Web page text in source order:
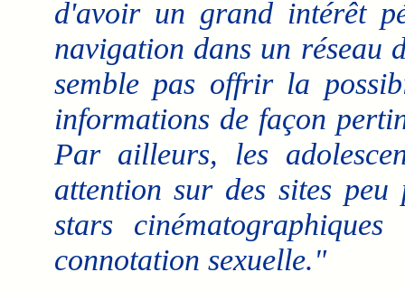
d'avoir un grand intérêt
navigation dans un réseau
semble pas offrir la
informations de façon
Par ailleurs, les
attention sur des sites peu
stars
connotation sexuelle."